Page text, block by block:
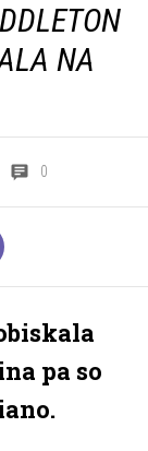
NA
0
pa so